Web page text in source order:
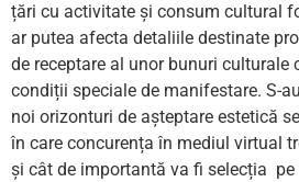
țări cu activitate și consum cultural
ar putea afecta detaliile destinate
de receptare al unor bunuri culturale
condiții speciale de manifestare. S-
noi orizonturi de așteptare estetică
în care concurența în mediul virtual
și cât de importantă va fi selecția pe